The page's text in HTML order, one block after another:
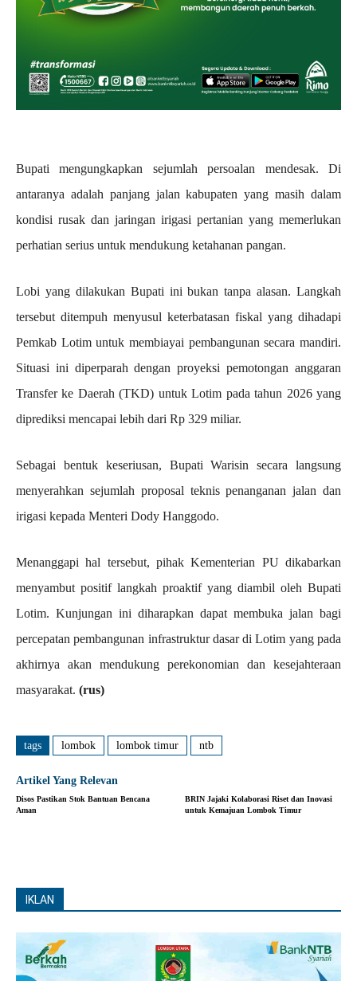
Bupati mengungkapkan sejumlah persoalan mendesak. Di
antaranya adalah panjang jalan kabupaten yang masih dalam
kondisi rusak dan jaringan irigasi pertanian yang memerlukan
perhatian serius untuk mendukung ketahanan pangan.
Lobi yang dilakukan Bupati ini bukan tanpa alasan. Langkah
tersebut ditempuh menyusul keterbatasan fiskal yang dihadapi
Pemkab Lotim untuk membiayai pembangunan secara mandiri.
Situasi ini diperparah dengan proyeksi pemotongan anggaran
Transfer ke Daerah (TKD) untuk Lotim pada tahun 2026 yang
diprediksi mencapai lebih dari Rp 329 miliar.
Sebagai bentuk keseriusan, Bupati Warisin secara langsung
menyerahkan sejumlah proposal teknis penanganan jalan dan
irigasi kepada Menteri Dody Hanggodo.
Menanggapi hal tersebut, pihak Kementerian PU dikabarkan
menyambut positif langkah proaktif yang diambil oleh Bupati
Lotim. Kunjungan ini diharapkan dapat membuka jalan bagi
percepatan pembangunan infrastruktur dasar di Lotim yang pada
akhirnya akan mendukung perekonomian dan kesejahteraan
masyarakat. (rus)
tags lombok lombok timur ntb
Artikel Yang Relevan
Disos Pastikan Stok Bantuan Bencana
Aman
BRIN Jajaki Kolaborasi Riset dan Inovasi
untuk Kemajuan Lombok Timur
IKLAN